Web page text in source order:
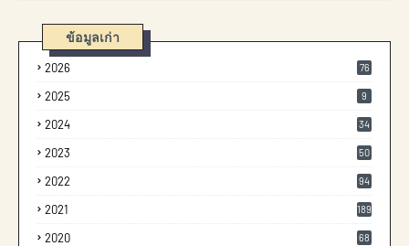
ข้อมูลเก่า
2026 76
2025 9
2024 34
2023 50
2022 94
2021 189
2020 68